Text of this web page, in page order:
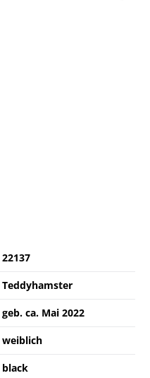
22137
Teddyhamster
geb. ca. Mai 2022
weiblich
black